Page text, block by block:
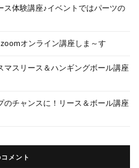
体験講座♪イベントではパーツの
オンライン講座しま～す
マスリース＆ハンギングボール講座
チャンスに！リース＆ボール講座
メント